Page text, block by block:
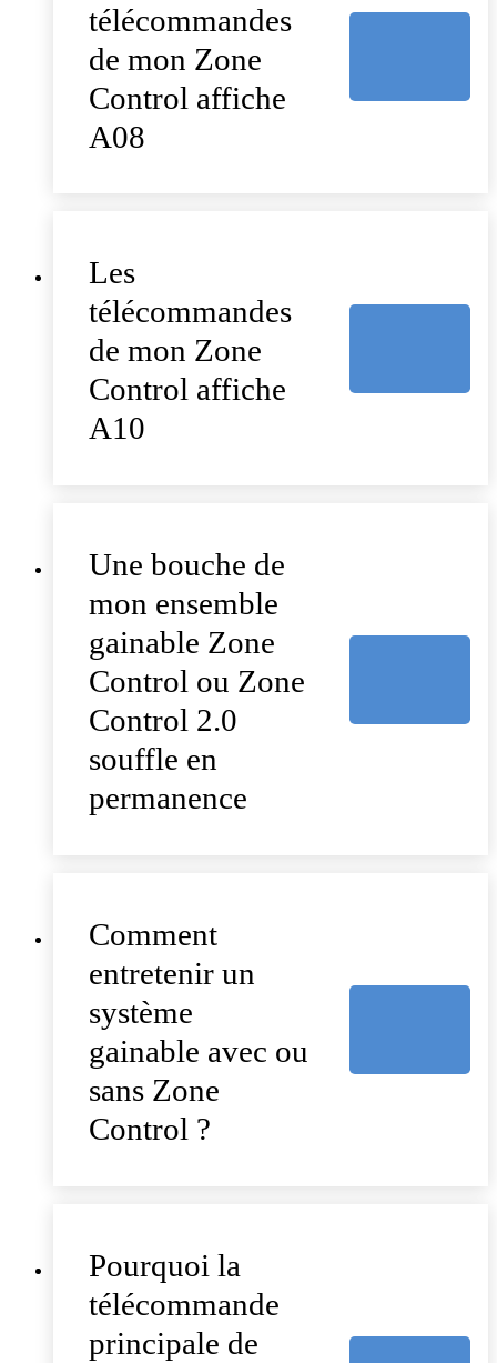
télécommandes
de mon Zone
Control affiche
A08
Les
télécommandes
de mon Zone
Control affiche
A10
Une bouche de
mon ensemble
gainable Zone
Control ou Zone
Control 2.0
souffle en
permanence
Comment
entretenir un
système
gainable avec ou
sans Zone
Control ?
Pourquoi la
télécommande
principale de